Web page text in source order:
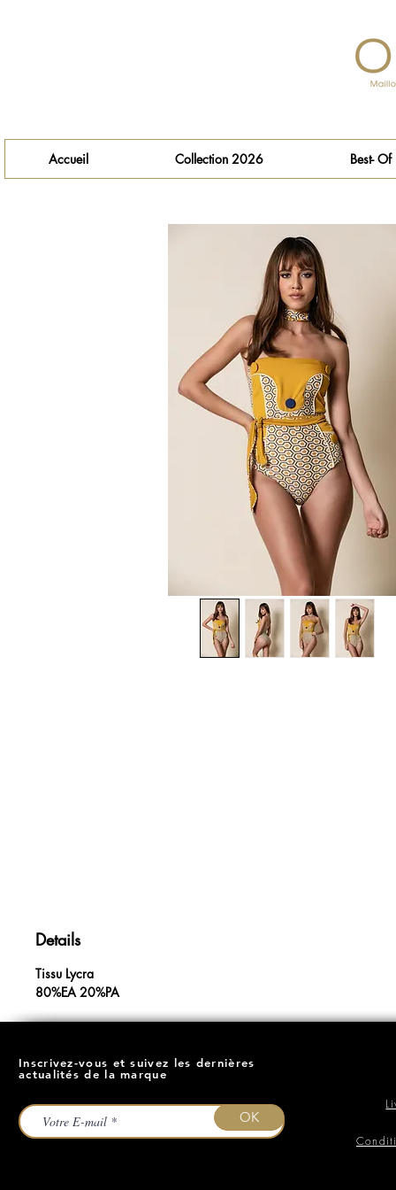
Accueil Collection 2026 Best- Of
Details
Tissu Lycra
80%EA 20%PA
Inscrivez-vous et suivez les dernières
actualités de la marque
OK